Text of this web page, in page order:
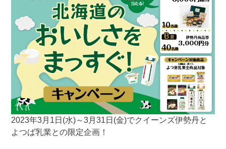
2023年3月1日(水)～3月31日(金)でクイーンズ伊勢丹と
よつば乳業との限定企画！